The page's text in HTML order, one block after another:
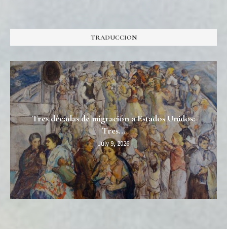
TRADUCCION
Tres décadas de migración a Estados Unidos:
Tres...
July 9, 2026